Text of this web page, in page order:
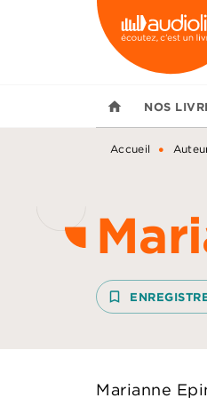
MENU
home NOS
Accueil •
bookmark_border
Marianne